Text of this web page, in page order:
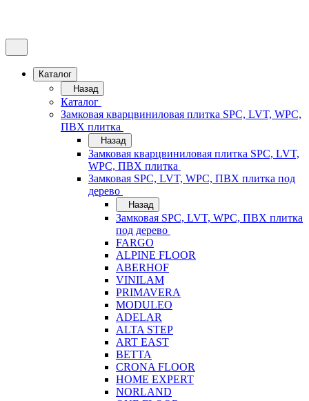
Каталог
Назад
Каталог
Замковая кварцвиниловая плитка SPC, LVT, WPC,
ПВХ плитка
Назад
Замковая кварцвиниловая плитка SPC, LVT,
WPC, ПВХ плитка
Замковая SPC, LVT, WPC, ПВХ плитка под
дерево
Назад
Замковая SPC, LVT, WPC, ПВХ плитка
под дерево
FARGO
ALPINE FLOOR
ABERHOF
VINILAM
PRIMAVERA
MODULEO
ADELAR
ALTA STEP
ART EAST
BETTA
CRONA FLOOR
HOME EXPERT
NORLAND